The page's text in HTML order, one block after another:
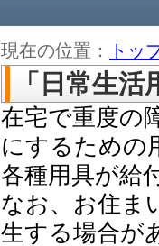
現在の位置： トッ
「日常生
在宅で重度の
にするための
各種用具が給
なお、お住ま
生する場合が